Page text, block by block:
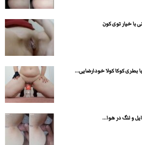
با خیار توی کون
بطری کوکا کولا خودارضایی...
و لنگ در هوا...